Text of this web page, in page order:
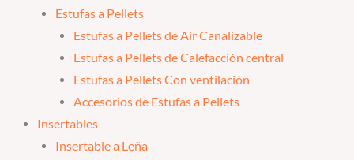
Estufas a Pellets
Estufas a Pellets de Air Canalizable
Estufas a Pellets de Calefacción central
Estufas a Pellets Con ventilación
Accesorios de Estufas a Pellets
Insertables
Insertable a Leña